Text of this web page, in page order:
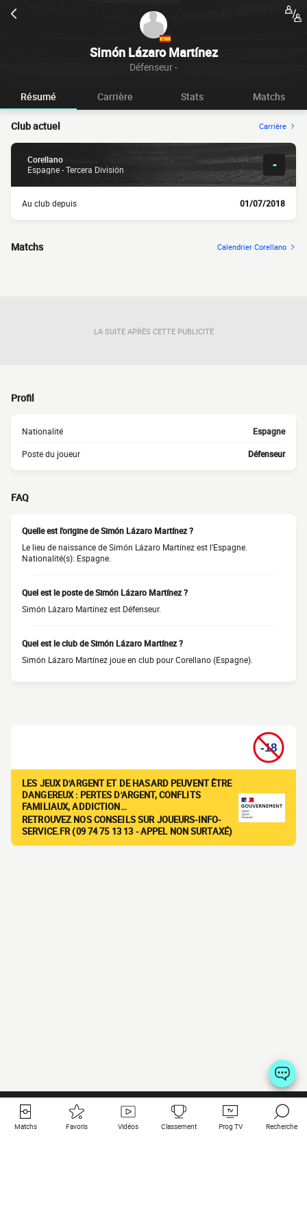
Simón Lázaro Martínez
Défenseur -
Résumé Carrière Stats Matchs
Club actuel Carrière
Corellano
Espagne - Tercera División
-
Au club depuis 01/07/2018
Matchs Calendrier Corellano
LA SUITE APRÈS CETTE PUBLICITÉ
Profil
Nationalité Espagne
Poste du joueur Défenseur
FAQ
Quelle est l'origine de Simón Lázaro Martínez ?
Le lieu de naissance de Simón Lázaro Martínez est l'Espagne.
Nationalité(s): Espagne.
Quel est le poste de Simón Lázaro Martínez ?
Simón Lázaro Martínez est Défenseur.
Quel est le club de Simón Lázaro Martínez ?
Simón Lázaro Martínez joue en club pour Corellano (Espagne).
LES JEUX D'ARGENT ET DE HASARD PEUVENT ÊTRE
DANGEREUX : PERTES D'ARGENT, CONFLITS
FAMILIAUX, ADDICTION…
RETROUVEZ NOS CONSEILS SUR JOUEURS-INFO-
SERVICE.FR (09 74 75 13 13 - APPEL NON SURTAXÉ)
Matchs Favoris Vidéos Classement Prog TV Recherche